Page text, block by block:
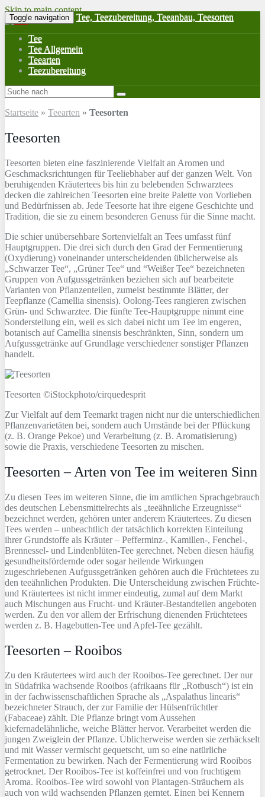
Skip to main content
Toggle navigation Tee, Teezubereitung, Teeanbau, Teesorten
Tee
Tee Allgemein
Teearten
Teezubereitung
Startseite » Teearten » Teesorten
Teesorten
Teesorten bieten eine faszinierende Vielfalt an Aromen und
Geschmacksrichtungen für Teeliebhaber auf der ganzen Welt. Von
beruhigenden Kräutertees bis hin zu belebenden Schwarztees
decken die zahlreichen Teesorten eine breite Palette von Vorlieben
und Bedürfnissen ab. Jede Teesorte hat ihre eigene Geschichte und
Tradition, die sie zu einem besonderen Genuss für die Sinne macht.
Die schier unübersehbare Sortenvielfalt an Tees umfasst fünf
Hauptgruppen. Die drei sich durch den Grad der Fermentierung
(Oxydierung) voneinander unterscheidenden üblicherweise als
„Schwarzer Tee“, „Grüner Tee“ und “Weißer Tee“ bezeichneten
Gruppen von Aufgussgetränken beziehen sich auf bearbeitete
Varianten von Pflanzenteilen, zumeist bestimmte Blätter, der
Teepflanze (Camellia sinensis). Oolong-Tees rangieren zwischen
Grün- und Schwarztee. Die fünfte Tee-Hauptgruppe nimmt eine
Sonderstellung ein, weil es sich dabei nicht um Tee im engeren,
botanisch auf Camellia sinensis beschränkten, Sinn, sondern um
Aufgussgetränke auf Grundlage verschiedener sonstiger Pflanzen
handelt.
Teesorten ©iStockphoto/cirquedesprit
Zur Vielfalt auf dem Teemarkt tragen nicht nur die unterschiedlichen
Pflanzenvarietäten bei, sondern auch Umstände bei der Pflückung
(z. B. Orange Pekoe) und Verarbeitung (z. B. Aromatisierung)
sowie die Praxis, verschiedene Teesorten zu mischen.
Teesorten – Arten von Tee im weiteren Sinn
Zu diesen Tees im weiteren Sinne, die im amtlichen Sprachgebrauch
des deutschen Lebensmittelrechts als „teeähnliche Erzeugnisse“
bezeichnet werden, gehören unter anderem Kräutertees. Zu diesen
Tees werden – unbeachtlich der tatsächlich korrekten Einteilung
ihrer Grundstoffe als Kräuter – Pefferminz-, Kamillen-, Fenchel-,
Brennessel- und Lindenblüten-Tee gerechnet. Neben diesen häufig
gesundheitsfördernde oder sogar heilende Wirkungen
zugeschriebenen Aufgussgetränken gehören auch die Früchtetees zu
den teeähnlichen Produkten. Die Unterscheidung zwischen Früchte-
und Kräutertees ist nicht immer eindeutig, zumal auf dem Markt
auch Mischungen aus Frucht- und Kräuter-Bestandteilen angeboten
werden. Zu den vor allem der Erfrischung dienenden Früchtetees
werden z. B. Hagebutten-Tee und Apfel-Tee gezählt.
Teesorten – Rooibos
Zu den Kräutertees wird auch der Rooibos-Tee gerechnet. Der nur
in Südafrika wachsende Rooibos (afrikaans für „Rotbusch“) ist ein
in der fachwissenschaftlichen Sprache als „Aspalathus linearis“
bezeichneter Strauch, der zur Familie der Hülsenfrüchtler
(Fabaceae) zählt. Die Pflanze bringt vom Aussehen
kiefernadelähnliche, weiche Blätter hervor. Verarbeitet werden die
jungen Zweiglein der Pflanze. Üblicherweise werden sie zerhäckselt
und mit Wasser vermischt gequetscht, um so eine natürliche
Fermentation zu bewirken. Nach der Fermentierung wird Rooibos
getrocknet. Der Rooibos-Tee ist koffeinfrei und von fruchtigem
Aroma. Rooibos-Tee wird sowohl von Plantagen-Sträuchern als
auch von wild wachsenden Pflanzen gerntet. Einen bei Kennern